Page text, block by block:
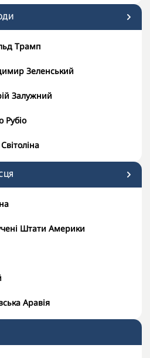
Трамп
Зеленський
Залужний
Рубіо
Штати Америки
Аравія